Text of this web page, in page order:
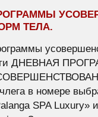
ТЕЛА.
ДНЕВНАЯ
в номере
SPA Luxury»